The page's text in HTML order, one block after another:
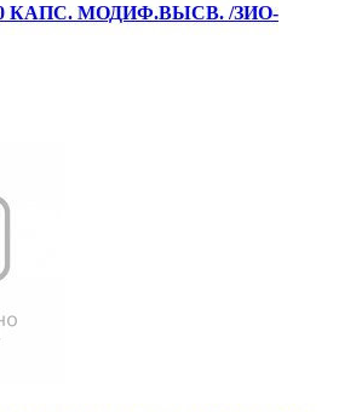
КАПС. МОДИФ.ВЫСВ. /ЗИО-